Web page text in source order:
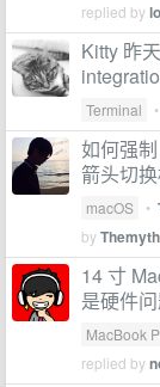
replied by
Kitty 昨
Terminal •
如何强
箭头切换
macOS •
byThemyth
14 寸
是硬件
MacBook
replied by